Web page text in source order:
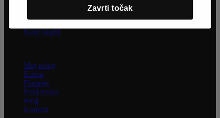
Kako kupiti
Moj nalog
Korpa
Plaćanje
Prodavnica
Blog
Kontakt
Zavrti točak